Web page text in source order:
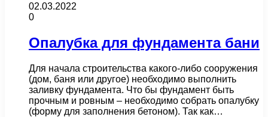
02.03.2022
0
Опалубка для фундамента бани
Для начала строительства какого-либо сооружения
(дом, баня или другое) необходимо выполнить
заливку фундамента. Что бы фундамент быть
прочным и ровным – необходимо собрать опалубку
(форму для заполнения бетоном). Так как…